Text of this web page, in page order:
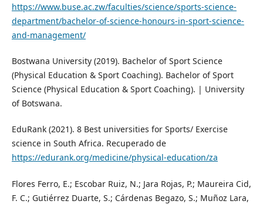
https://www.buse.ac.zw/faculties/science/sports-science-
department/bachelor-of-science-honours-in-sport-science-
and-management/
Bostwana University (2019). Bachelor of Sport Science
(Physical Education & Sport Coaching). Bachelor of Sport
Science (Physical Education & Sport Coaching). | University
of Botswana.
EduRank (2021). 8 Best universities for Sports/ Exercise
science in South Africa. Recuperado de
https://edurank.org/medicine/physical-education/za
Flores Ferro, E.; Escobar Ruiz, N.; Jara Rojas, P.; Maureira Cid,
F. C.; Gutiérrez Duarte, S.; Cárdenas Begazo, S.; Muñoz Lara,